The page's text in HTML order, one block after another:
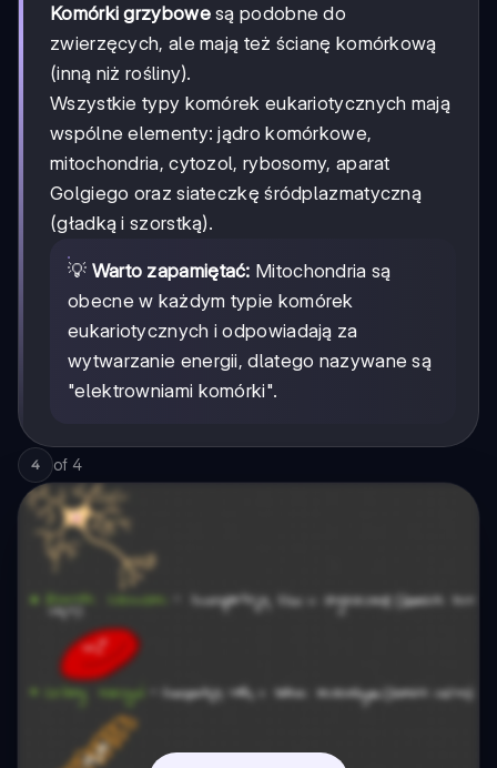
Komórki grzybowesą podobne do
zwierzęcych, ale mają też ścianę komórkową
(inną niż rośliny).
Wszystkie typy komórek eukariotycznych mają
wspólne elementy: jądro komórkowe,
mitochondria, cytozol, rybosomy, aparat
Golgiego oraz siateczkę śródplazmatyczną
(gładką i szorstką).
💡 Warto zapamiętać: Mitochondria są
obecne w każdym typie komórek
eukariotycznych i odpowiadają za
wytwarzanie energii, dlatego nazywane są
"elektrowniami komórki".
4 of 4